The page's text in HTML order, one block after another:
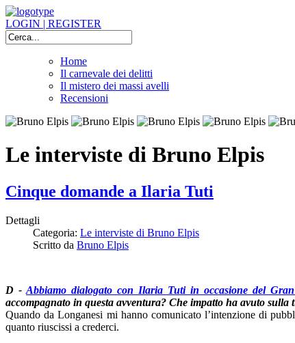
LOGIN | REGISTER
Home
Il carnevale dei delitti
Il mistero dei massi avelli
Recensioni
Le interviste di Bruno Elpis
Cinque domande a Ilaria Tuti
Dettagli
Categoria: Le interviste di Bruno Elpis
Scritto da Bruno Elpis
D - Abbiamo dialogato con Ilaria Tuti in occasione del
accompagnato in questa avventura? Che impatto ha avuto sulla
Quando da Longanesi mi hanno comunicato l’intenzione di
quanto riuscissi a crederci.